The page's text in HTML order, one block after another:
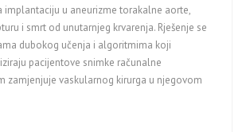
implantaciju u aneurizme torakalne aorte,
i smrt od unutarnjeg krvarenja. Rješenje se
dubokog učenja i algoritmima koji
pacijentove snimke računalne
zamjenjuje vaskularnog kirurga u njegovom